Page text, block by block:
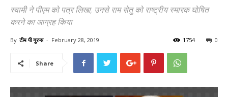
स्वामी ने पीएम को पत्र लिखा, उनसे राम सेतु को राष्ट्रीय स्मारक घोषित
करने का आग्रह किया
By टीम पी गुरुस - February 28, 2019 0
1754
Share